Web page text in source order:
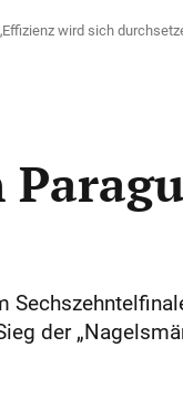
wird sich
der